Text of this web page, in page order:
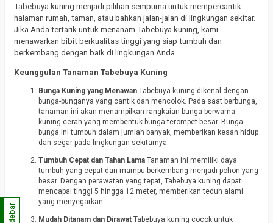
Tabebuya kuning menjadi pilihan sempurna untuk mempercantik
halaman rumah, taman, atau bahkan jalan-jalan di lingkungan sekitar.
Jika Anda tertarik untuk menanam Tabebuya kuning, kami
menawarkan bibit berkualitas tinggi yang siap tumbuh dan
berkembang dengan baik di lingkungan Anda.
Keunggulan Tanaman Tabebuya Kuning
Bunga Kuning yang Menawan Tabebuya kuning dikenal dengan
bunga-bunganya yang cantik dan mencolok. Pada saat berbunga,
tanaman ini akan menampilkan rangkaian bunga berwarna
kuning cerah yang membentuk bunga terompet besar. Bunga-
bunga ini tumbuh dalam jumlah banyak, memberikan kesan hidup
dan segar pada lingkungan sekitarnya.
Tumbuh Cepat dan Tahan Lama Tanaman ini memiliki daya
tumbuh yang cepat dan mampu berkembang menjadi pohon yang
besar. Dengan perawatan yang tepat, Tabebuya kuning dapat
mencapai tinggi 5 hingga 12 meter, memberikan teduh alami
yang menyegarkan.
Mudah Ditanam dan Dirawat Tabebuya kuning cocok untuk
Sidebar